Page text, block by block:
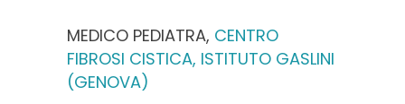
MEDICO PEDIATRA, CENTRO
FIBROSI CISTICA, ISTITUTO GASLINI
(GENOVA)